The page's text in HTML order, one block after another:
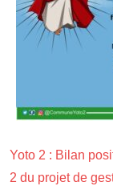
Yoto 2 : Bilan
2 du projet de